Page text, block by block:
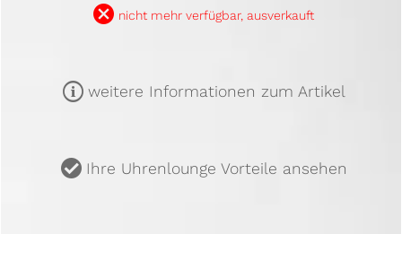
B nicht mehr verfügbar, ausverkauft
m weitere Informationen zum Artikel
u Ihre Uhrenlounge Vorteile ansehen